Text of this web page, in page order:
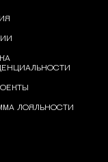
ЛОЯЛЬНОСТИ